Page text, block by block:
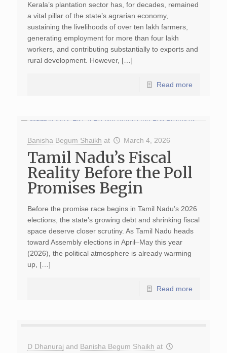
Kerala’s plantation sector has, for decades, remained
a vital pillar of the state’s agrarian economy,
sustaining the livelihoods of over ten lakh farmers,
generating employment for more than four lakh
workers, and contributing substantially to exports and
rural development. However, […]
Read more
Banisha Begum Shaikh at March 4, 2026
Tamil Nadu’s Fiscal
Reality Before the Poll
Promises Begin
Before the promise race begins in Tamil Nadu’s 2026
elections, the state’s growing debt and shrinking fiscal
space deserve closer scrutiny. As Tamil Nadu heads
toward Assembly elections in April–May this year
(2026), the political atmosphere is already warming
up, […]
Read more
D Dhanuraj and Banisha Begum Shaikh at